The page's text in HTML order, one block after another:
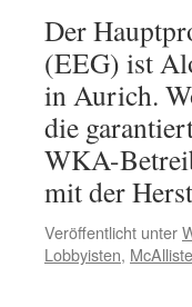
Der
(EEG) ist
in Aurich.
die
WKA-
mit der
Veröffentlicht unter
Lobbyisten,